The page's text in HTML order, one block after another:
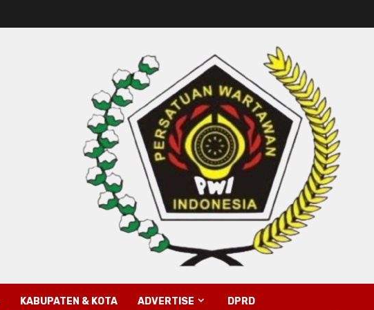
KABUPATEN & KOTA ADVERTISE DPRD